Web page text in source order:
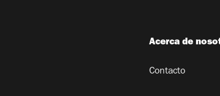
Acerca de
Contacto